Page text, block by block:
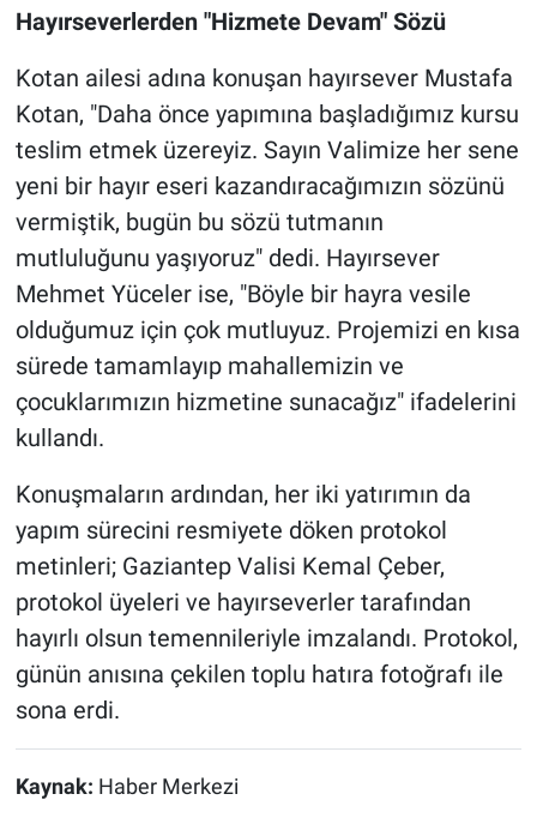
Hayırseverlerden "Hizmete Devam" Sözü
Kotan ailesi adına konuşan hayırsever Mustafa
Kotan, "Daha önce yapımına başladığımız kursu
teslim etmek üzereyiz. Sayın Valimize her sene
yeni bir hayır eseri kazandıracağımızın sözünü
vermiştik, bugün bu sözü tutmanın
mutluluğunu yaşıyoruz" dedi. Hayırsever
Mehmet Yüceler ise, "Böyle bir hayra vesile
olduğumuz için çok mutluyuz. Projemizi en kısa
sürede tamamlayıp mahallemizin ve
çocuklarımızın hizmetine sunacağız" ifadelerini
kullandı.
Konuşmaların ardından, her iki yatırımın da
yapım sürecini resmiyete döken protokol
metinleri; Gaziantep Valisi Kemal Çeber,
protokol üyeleri ve hayırseverler tarafından
hayırlı olsun temennileriyle imzalandı. Protokol,
günün anısına çekilen toplu hatıra fotoğrafı ile
sona erdi.
Kaynak: Haber Merkezi